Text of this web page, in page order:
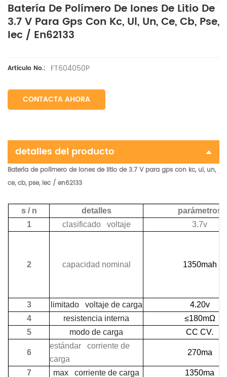
Batería De Polímero De Iones De Litio De
3.7 V Para Gps Con Kc, Ul, Un, Ce, Cb, Pse,
Iec / En62133
Artículo No.: FT604050P
CONTACTA AHORA
detalles del producto
Batería de polímero de iones de litio de 3.7 V para gps con kc, ul, un,
ce, cb, pse, iec / en62133
s / n detalles
parámetros
1
clasificado voltaje 3.7v
2 capacidad nominal 1350mah
3 limitado voltaje de carga
4.20v
4
resistencia interna
≤180mΩ
5
modo de carga CC CV.
6
estándar corriente de
carga
270ma
7 max corriente de carga 1350ma